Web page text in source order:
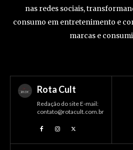
nas redes sociais,
consumo em entretenimento e
marcas e
Rota Cult
Redação do site E-mail:
contato@rotacult.com.br